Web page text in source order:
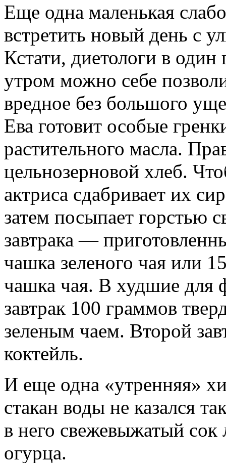
Еще одна маленькая
встретить новый день с
Кстати, диетологи в один
утром можно себе
вредное без большого
Ева готовит особые
растительного масла.
цельнозерновой хлеб.
актриса сдабривает их
затем посыпает горстью
завтрака —
чашка зеленого чая или
чашка чая. В худшие для
завтрак 100 граммов
зеленым чаем. Второй
коктейль.
И еще одна «утренняя»
стакан воды не казался
в него свежевыжатый
огурца.